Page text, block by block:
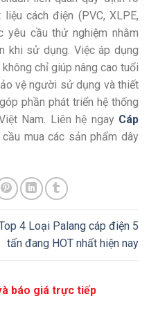
cách điện (PVC, XLPE,
yêu cầu thử nghiệm nhằm
khi sử dụng. Việc áp dụng
chỉ giúp nâng cao tuổi
vệ người sử dụng và thiết
phần phát triển hệ thống
Nam. Liên hệ ngay Cáp
mua các sản phẩm dây
4 Loại Palang cáp điện 5
tấn đang HOT nhất hiện nay
báo giá trực tiếp